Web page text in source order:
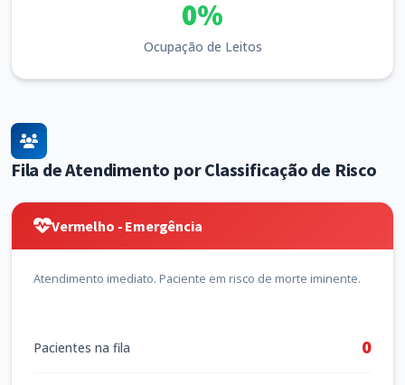
0%
Ocupação de Leitos
Fila de Atendimento por Classificação de Risco
Vermelho - Emergência
Atendimento imediato. Paciente em risco de morte iminente.
Pacientes na fila 0